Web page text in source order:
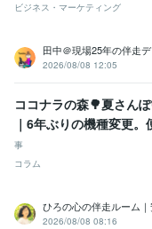
ビジネス・マーケティング
田中＠現場25年の伴走
2026/08/08 12:05
ココナラの森🌳夏さん
｜6年ぶりの機種変更
事
コラム
ひろの心の伴走ルーム
2026/08/08 08:16